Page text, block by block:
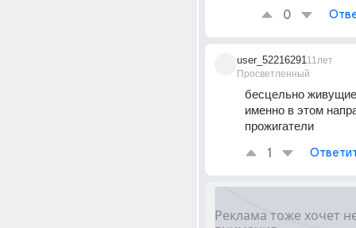
0
user_52216291
Просветленный
11лет
бесцельно
именно в этом
прожигатели
1